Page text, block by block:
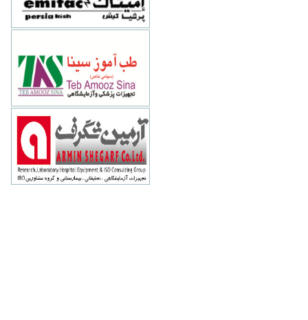
تهران-وليعصر - نيلو - بالاتر از توانير -
پلاک ساختمان نيلو 4 - طبقه 5 - واحد 21
آرمین شگرف
88500745
تهران-خيابان سهروردي -ميدان پاليزي-
خيابان قندي غربي-پلاک 25-طبقه اول
www.arminshegarf.com